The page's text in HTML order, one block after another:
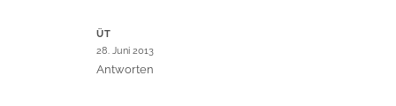
ÜT
28. Juni 2013
Antworten